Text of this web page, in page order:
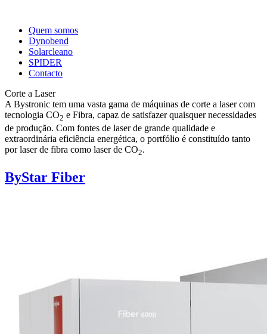
Quem somos
Dynobend
Solarcleano
SPIDER
Contacto
Corte a Laser
A Bystronic tem uma vasta gama de máquinas de corte a laser com
tecnologia CO2 e Fibra, capaz de satisfazer quaisquer necessidades
de produção. Com fontes de laser de grande qualidade e
extraordinária eficiência energética, o portfólio é constituído tanto
por laser de fibra como laser de CO2.
ByStar Fiber